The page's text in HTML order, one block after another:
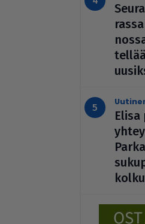
Elisa